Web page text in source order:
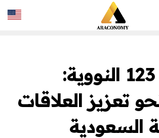
اتفاقية 123 النووية:
تعزيز العلاقات
السعودية